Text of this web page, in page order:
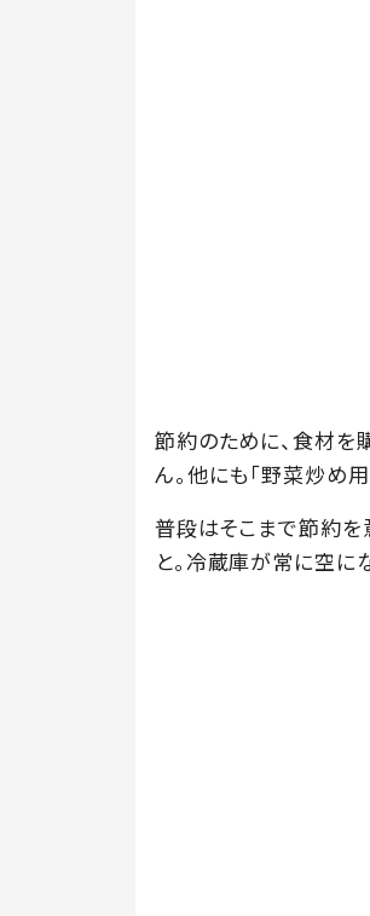
節約のために、食材を
ん。他にも「野菜炒め
普段はそこまで節約を
と。冷蔵庫が常に空に